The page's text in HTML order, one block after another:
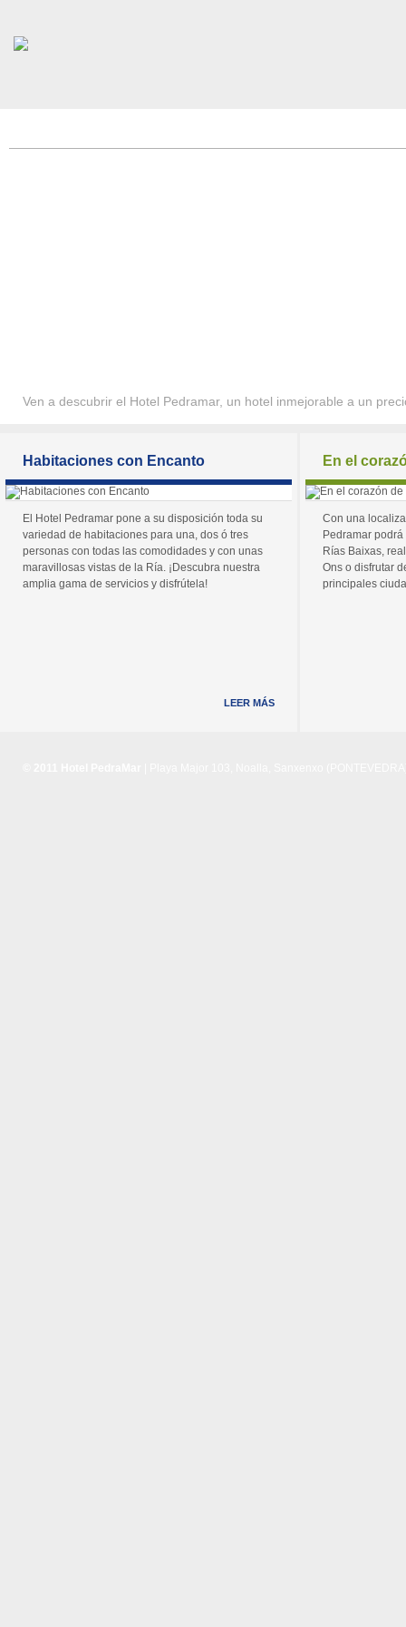
Ven a descubrir el Hotel Pedramar, un hotel inmejorable a un
Habitaciones con Encanto
El Hotel Pedramar pone a su disposición toda su
variedad de habitaciones para una, dos ó tres
personas con todas las comodidades y con unas
maravillosas vistas de la Ría. ¡Descubra nuestra
amplia gama de servicios y disfrútela!
LEER MÁS
En el
Con una
Pedramar
Rías Baixas,
Ons o disfrutar
principales